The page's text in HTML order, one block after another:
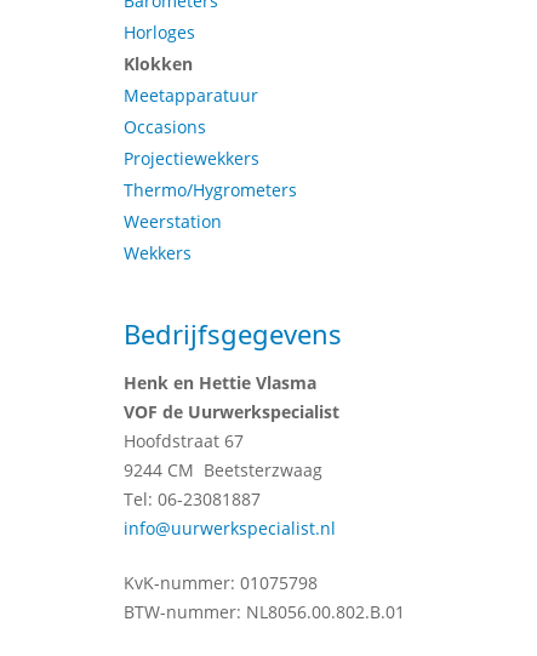
Horloges
Klokken
Meetapparatuur
Occasions
Projectiewekkers
Thermo/Hygrometers
Weerstation
Wekkers
Bedrijfsgegevens
Henk en Hettie Vlasma
VOF de Uurwerkspecialist
Hoofdstraat 67
9244 CM Beetsterzwaag
Tel: 06-23081887
info@uurwerkspecialist.nl
KvK-nummer: 01075798
BTW-nummer: NL8056.00.802.B.01